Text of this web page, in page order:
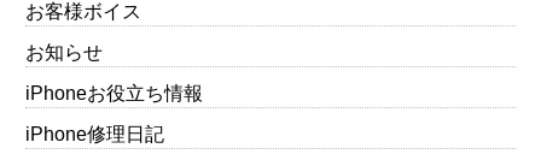
お客様ボイス
お知らせ
iPhoneお役立ち情報
iPhone修理日記